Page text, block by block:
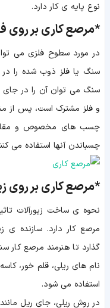
نوع پایه ی کار دارد.
*مرصع کاری بر روی
در مورد سطوح فلزی می
سنگ یا فلز ذوب شده را در
سنگ می توان آن را در
و فلز مشترک است، پس از
چسب های مخصوص و مقاوم
چسباندن آنها استفاده می
*مرصع کاری بر روی
نحوه ی ساخت زیورآلات
مرصع کار دارد. سازنده
گذارد تا هنرمند مرصع کار
نام های ريلي، قلم خور،
استفاده می شود.
در روش ریلی، جای ریل